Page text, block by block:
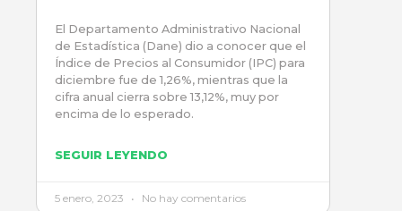
El Departamento Administrativo Nacional
de Estadística (Dane) dio a conocer que el
Índice de Precios al Consumidor (IPC) para
diciembre fue de 1,26%, mientras que la
cifra anual cierra sobre 13,12%, muy por
encima de lo esperado.
SEGUIR LEYENDO
5 enero, 2023 No hay comentarios